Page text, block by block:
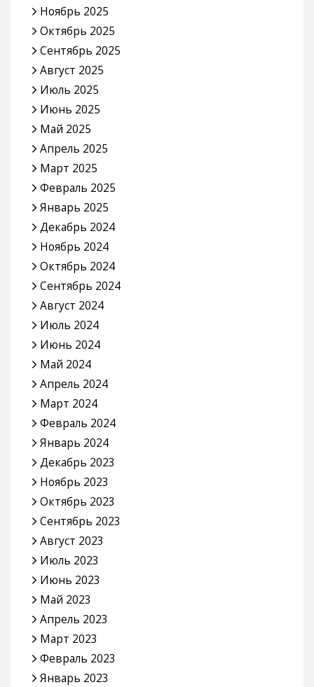
Ноябрь 2025
Октябрь 2025
Сентябрь 2025
Август 2025
Июль 2025
Июнь 2025
Май 2025
Апрель 2025
Март 2025
Февраль 2025
Январь 2025
Декабрь 2024
Ноябрь 2024
Октябрь 2024
Сентябрь 2024
Август 2024
Июль 2024
Июнь 2024
Май 2024
Апрель 2024
Март 2024
Февраль 2024
Январь 2024
Декабрь 2023
Ноябрь 2023
Октябрь 2023
Сентябрь 2023
Август 2023
Июль 2023
Июнь 2023
Май 2023
Апрель 2023
Март 2023
Февраль 2023
Январь 2023